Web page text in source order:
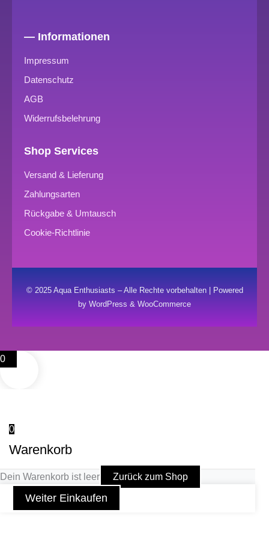
— Informationen
Impressum
Datenschutz
AGB
Widerrufsbelehrung
Shop Services
Versand & Lieferung
Zahlungsarten
Rückgabe & Umtausch
Cookie-Richtlinie
© 2025 Aqua Enthusiasts – Alle Rechte vorbehalten | Powered
by WordPress & WooCommerce
0
0
Warenkorb
Dein Warenkorb ist leer Zurück zum Shop
Weiter Einkaufen